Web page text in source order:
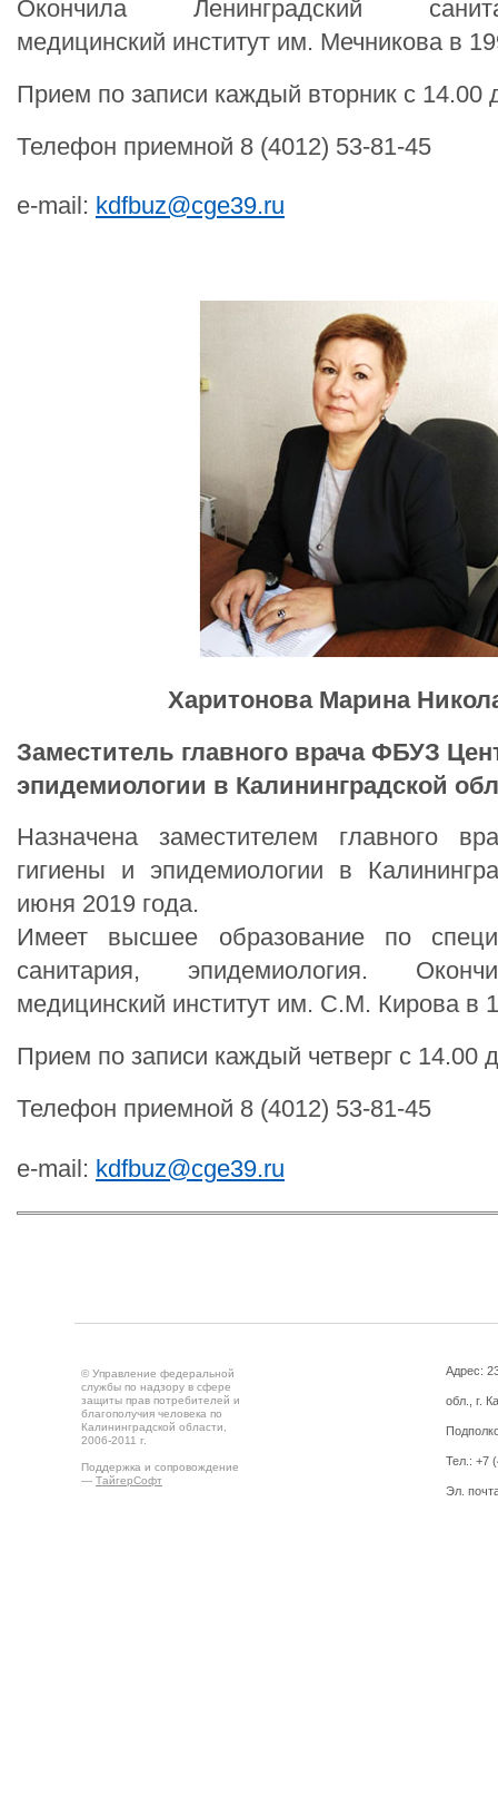
Окончила Ленинградский
медицинский институт им. Мечникова в
Прием по записи каждый вторник с 14.00
Телефон приемной 8 (4012) 53-81-45
e-mail: kdfbuz@cge39.ru
Харитонова Марина
Заместитель главного врача ФБУЗ
эпидемиологии в Калининградской
Назначена заместителем главного
гигиены и эпидемиологии в
июня 2019 года.
Имеет высшее образование по
санитария, эпидемиология.
медицинский институт им. С.М. Кирова в
Прием по записи каждый четверг с 14.00
Телефон приемной 8 (4012) 53-81-45
e-mail: kdfbuz@cge39.ru
© Управление федеральной
службы по надзору в сфере
защиты прав потребителей и
благополучия человека по
Калининградской области,
2006-2011 г.
Поддержка и сопровождение
— ТайгерСофт
Адрес:
обл., г.
Тел.: +7
Эл.